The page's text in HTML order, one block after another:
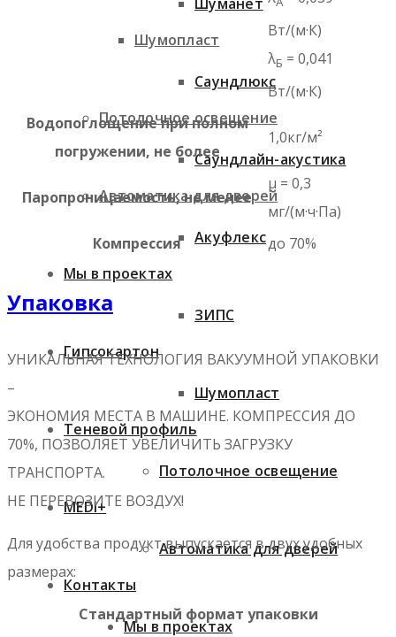
Шумопласт
Потолочное освещение
Автоматика для дверей
Мы в проектах
Гипсокартон
Теневой профиль
MEDi+
Контакты
Саундлюкс
Саундлайн-акустика
Акуфлекс
ЗИПС
Шумопласт
Потолочное освещение
Автоматика для дверей
Мы в проектах
Вт/(м·К)
λБ = 0,041
Вт/(м·К)
Водопоглощение при полном
погружении, не более
1,0кг/м²
Паропроницаемость, не менее
μ = 0,3
мг/(м·ч·Па)
Компрессия
до 70%
Упаковка
УНИКАЛЬНАЯ ТЕХНОЛОГИЯ ВАКУУМНОЙ УПАКОВКИ
–
ЭКОНОМИЯ МЕСТА В МАШИНЕ. КОМПРЕССИЯ ДО
70%, ПОЗВОЛЯЕТ УВЕЛИЧИТЬ ЗАГРУЗКУ
ТРАНСПОРТА.
НЕ ПЕРЕВОЗИТЕ ВОЗДУХ!
Для удобства продукт выпускается в двух удобных
размерах:
Стандартный формат упаковки